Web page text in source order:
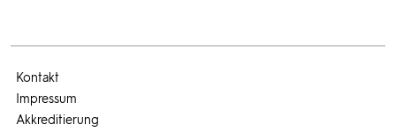
Kontakt
Impressum
Akkreditierung